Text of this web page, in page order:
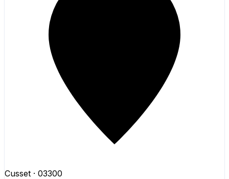
Cusset · 03300